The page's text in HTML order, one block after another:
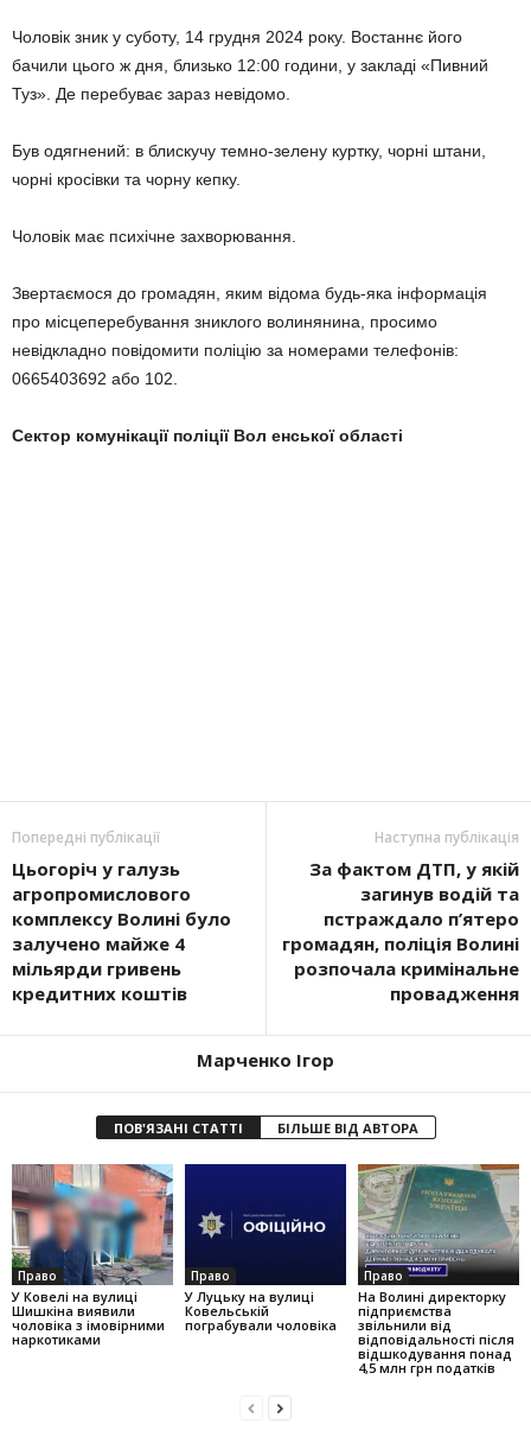
Чоловік зник у суботу, 14 грудня 2024 року. Востаннє його
бачили цього ж дня, близько 12:00 години, у закладі «Пивний
Туз». Де перебуває зараз невідомо.
Був одягнений: в блискучу темно-зелену куртку, чорні штани,
чорні кросівки та чорну кепку.
Чоловік має психічне захворювання.
Звертаємося до громадян, яким відома будь-яка інформація
про місцеперебування зниклого волинянина, просимо
невідкладно повідомити поліцію за номерами телефонів:
0665403692 або 102.
Сектор комунікації поліції Вол енської області
Попередні публікації
Цьогоріч у галузь
агропромислового
комплексу Волині було
залучено майже 4
мільярди гривень
кредитних коштів
Наступна публікація
За фактом ДТП, у якій
загинув водій та
пстраждало п’ятеро
громадян, поліція Волині
розпочала кримінальне
провадження
Марченко Ігор
ПОВ'ЯЗАНІ СТАТТІ БІЛЬШЕ ВІД АВТОРА
Право
У Ковелі на вулиці
Шишкіна виявили
чоловіка з імовірними
наркотиками
Право
У Луцьку на вулиці
Ковельській
пограбували чоловіка
Право
На Волині директорку
підприємства
звільнили від
відповідальності після
відшкодування понад
4,5 млн грн податків